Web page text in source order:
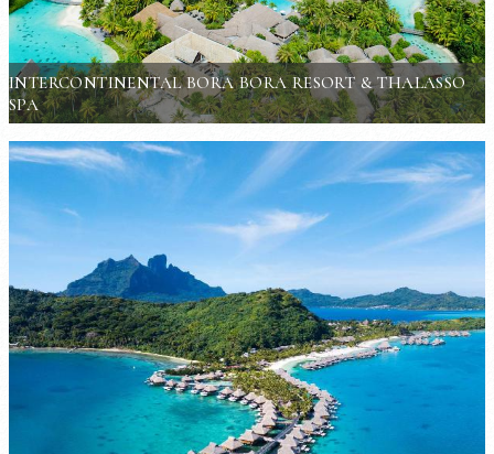
INTERCONTINENTAL BORA BORA RESORT & THALASSO
SPA